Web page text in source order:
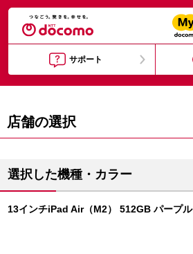
サポート
店舗の選択
選択した機種・カラー
13インチiPad Air（M2） 512GB パープル